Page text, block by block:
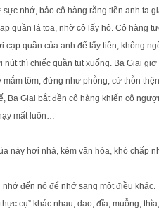
sực nhớ, bảo cô hàng rằng tiền anh ta
quần lá tọa, nhờ cô lấy hộ. Cô hàng
cạp quần của anh để lấy tiền, không
nút thì chiếc quần tụt xuống. Ba Giai giơ
mắm tôm, đứng như phỗng, cứ thỗn thện
Ba Giai bắt đền cô hàng khiến cô
mất luôn…
này hơi nhả, kém văn hóa, khó chấp
nhớ đến nó để nhớ sang một điều
cụ” khác nhau, dao, đĩa, muỗng,